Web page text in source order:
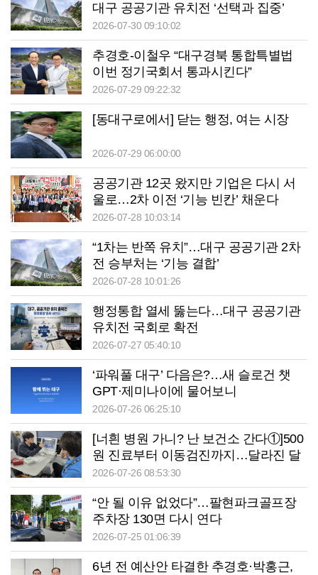
대구 공공기관 유치전 ‘선택과 집중’
2026-07-30 09:10:02
추경호-이철우 “대구경북 통합특별법
이번 정기국회서 통과시킨다”
2026-07-29 09:22:32
[동대구로에서] 닫는 행정, 여는 시장
2026-07-29 06:00:00
공공기관 12곳 왔지만 기업은 다시 서
울로…2차 이전 ‘기능 빈칸’ 채운다
2026-07-28 10:03:14
“1차는 반쪽 유치”…대구 공공기관 2차
전 승부처는 ‘기능 결합’
2026-07-28 10:01:26
행정통합 열세 뚫는다…대구 공공기관
유치전 국회로 확전
2026-07-27 05:40:10
‘파워풀 대구’ 다음은?…새 슬로건 챗
GPT·제미나이에 물어보니
2026-07-26 06:25:10
[너흰 병원 가니? 난 보건소 간다①]500
원 진료부터 이동검진까지…달라진 달
성군보건소
2026-07-26 08:53:30
“안 될 이유 없었다”…팔현파크골프장
주차장 130면 다시 연다
2026-07-25 01:06:39
6년 전 예산안 타결한 추경호·박홍근,